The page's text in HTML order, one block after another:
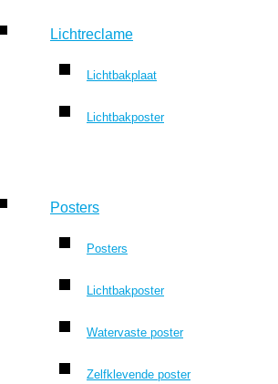
Lichtreclame
Lichtbakplaat
Lichtbakposter
Posters
Posters
Lichtbakposter
Watervaste poster
Zelfklevende poster